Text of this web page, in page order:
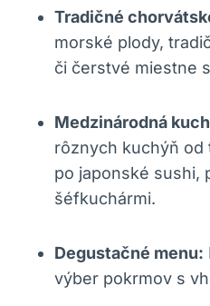
Tradičné
morské plody,
či čerstvé miestne
Medzinárodná
rôznych kuchýň od
po japonské sushi,
šéfkuchármi.
Degustačné menu:
výber pokrmov s